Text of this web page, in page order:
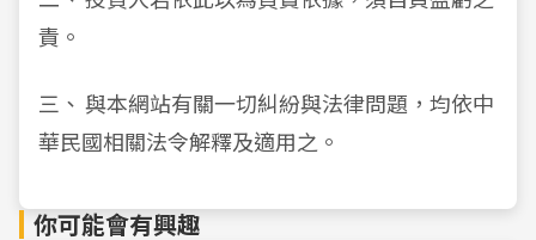
責。
三、 與本網站有關一切糾紛與法律問題，均依中
華民國相關法令解釋及適用之。
你可能會有興趣